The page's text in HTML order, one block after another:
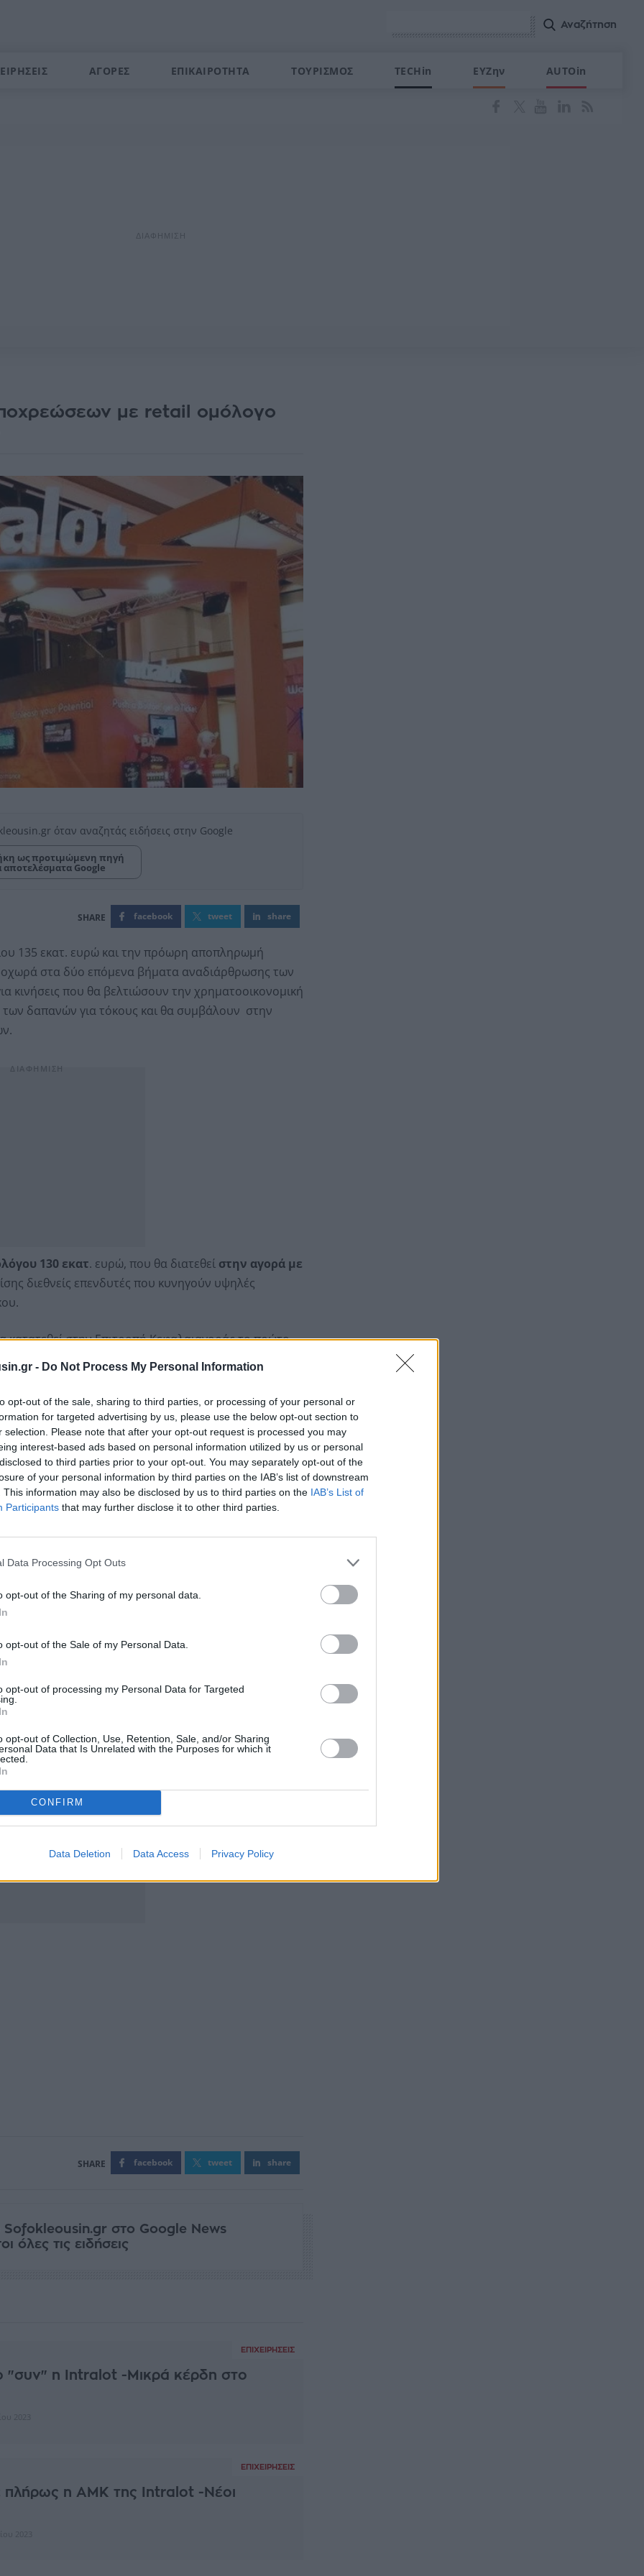
- Do Not Process My Personal Information
opt-out of the sale, sharing to third parties, or processing of your personal or
for targeted advertising by us, please use the below opt-out section to
selection. Please note that after your opt-out request is processed you may
interest-based ads based on personal information utilized by us or personal
to third parties prior to your opt-out. You may separately opt-out of the
of your personal information by third parties on the IAB’s list of downstream
This information may also be disclosed by us to third parties on the IAB’s List of
Participants that may further disclose it to other third parties.
Data Processing Opt Outs
opt-out of the Sharing of my personal data.
opt-out of the Sale of my Personal Data.
opt-out of processing my Personal Data for Targeted
opt-out of Collection, Use, Retention, Sale, and/or Sharing
Data that Is Unrelated with the Purposes for which it
CONFIRM
Data Deletion Data Access Privacy Policy
ΑΓΟΡΕΣ ΕΠΙΚΑΙΡΟΤΗΤΑ ΤΟΥΡΙΣΜΟΣ TECHin ΕΥΖην AUTOin
με retail ομόλογο
όταν αναζητάς ειδήσεις στην Google
ως προτιμώμενη πηγή
αποτελέσματα Google
facebook tweet share
135 εκατ. ευρώ και την πρόωρη αποπληρωμή
στα δύο επόμενα βήματα αναδιάρθρωσης των
κινήσεις που θα βελτιώσουν την χρηματοοικονομική
δαπανών για τόκους και θα συμβάλουν στην
130 εκατ. ευρώ, που θα διατεθείστην αγορά με
διεθνείς επενδυτές που κυνηγούν υψηλές
κατατεθεί στην Επιτροπή Κεφαλαιαγοράς το πρώτο
να πραγματοποιηθεί εντός του λήγοντος έτους.
ομολογιακού δανείουμε κονσόρτσιουμ
είναι της τάξεως των 100 εκατ. ευρώ.
ομολόγου και το κοινοπρακτικό δάνειο θα
ομολογιών
230 εκατ. ευρώ, συμπεριλαμβανομένων των
facebook tweet share
Sofokleousin.gr στο Google News
όλες τις ειδήσεις
ΕΠΙΧΕΙΡΉΣΕΙΣ
"συν" η Intralot -Μικρά κέρδη στο
ΕΠΙΧΕΙΡΉΣΕΙΣ
πλήρως η ΑΜΚ της Intralot -Νέοι